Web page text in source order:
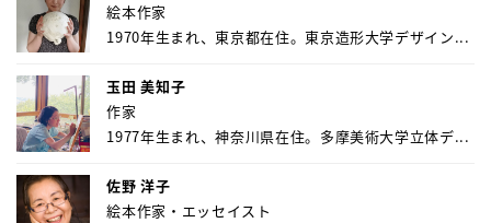
絵本作家
1970年生まれ、東京都在住。東京造形大学デザイン...
玉田 美知子
作家
1977年生まれ、神奈川県在住。多摩美術大学立体デ...
佐野 洋子
絵本作家・エッセイスト